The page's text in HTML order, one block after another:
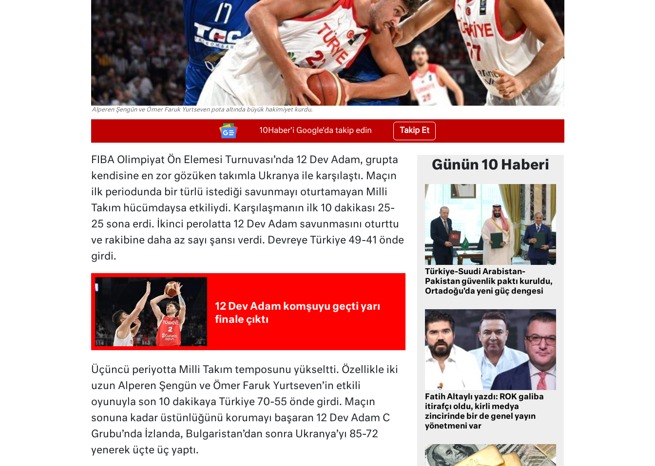
Alperen Şengün ve Ömer Faruk Yurtseven pota altında büyük hakimiyet kurdu.
10Haber'i Google'da takip edin Takip Et
FIBA Olimpiyat Ön Elemesi Turnuvası’nda 12 Dev Adam, grupta
kendisine en zor gözüken takımla Ukranya ile karşılaştı. Maçın
ilk periodunda bir türlü istediği savunmayı oturtamayan Milli
Takım hücümdaysa etkiliydi. Karşılaşmanın ilk 10 dakikası 25-
25 sona erdi. İkinci perolatta 12 Dev Adam savunmasını oturttu
ve rakibine daha az sayı şansı verdi. Devreye Türkiye 49-41 önde
girdi.
12 Dev Adam komşuyu geçti yarı
finale çıktı
Üçüncü periyotta Milli Takım temposunu yükseltti. Özellikle iki
uzun Alperen Şengün ve Ömer Faruk Yurtseven’in etkili
oyunuyla son 10 dakikaya Türkiye 70-55 önde girdi. Maçın
sonuna kadar üstünlüğünü korumayı başaran 12 Dev Adam C
Grubu’nda İzlanda, Bulgaristan’dan sonra Ukranya’yı 85-72
yenerek üçte üç yaptı.
Günün 10 Haberi
Türkiye-Suudi Arabistan-
Pakistan güvenlik paktı kuruldu,
Ortadoğu’da yeni güç dengesi
Fatih Altaylı yazdı: ROK galiba
itirafçı oldu, kirli medya
zincirinde bir de genel yayın
yönetmeni var